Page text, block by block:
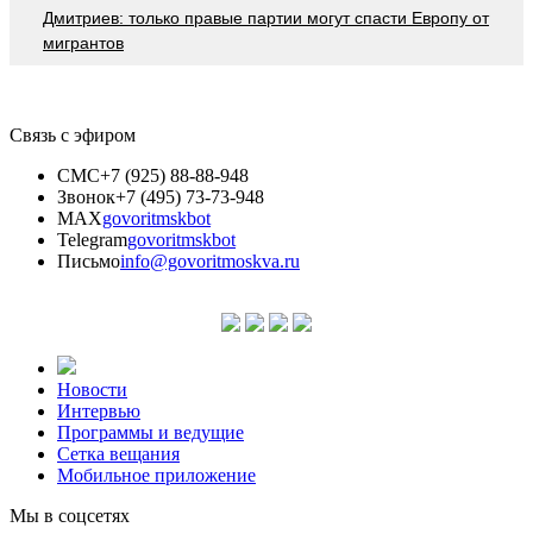
Дмитриев: только правые партии могут спасти Европу от
мигрантов
Связь с эфиром
СМС+7 (925) 88-88-948
Звонок+7 (495) 73-73-948
MAXgovoritmskbot
Telegramgovoritmskbot
Письмоinfo@govoritmoskva.ru
Новости
Интервью
Программы и ведущие
Сетка вещания
Мобильное приложение
Мы в соцсетях